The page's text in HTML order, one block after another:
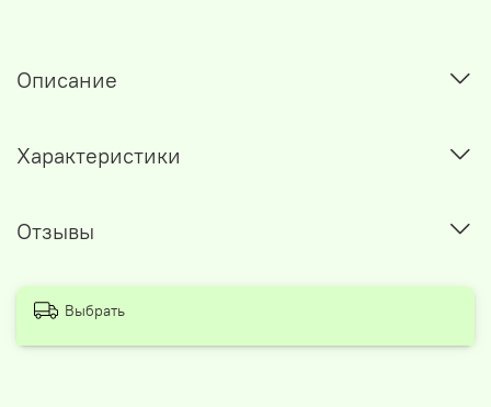
Описание
Характеристики
Отзывы
Выбрать